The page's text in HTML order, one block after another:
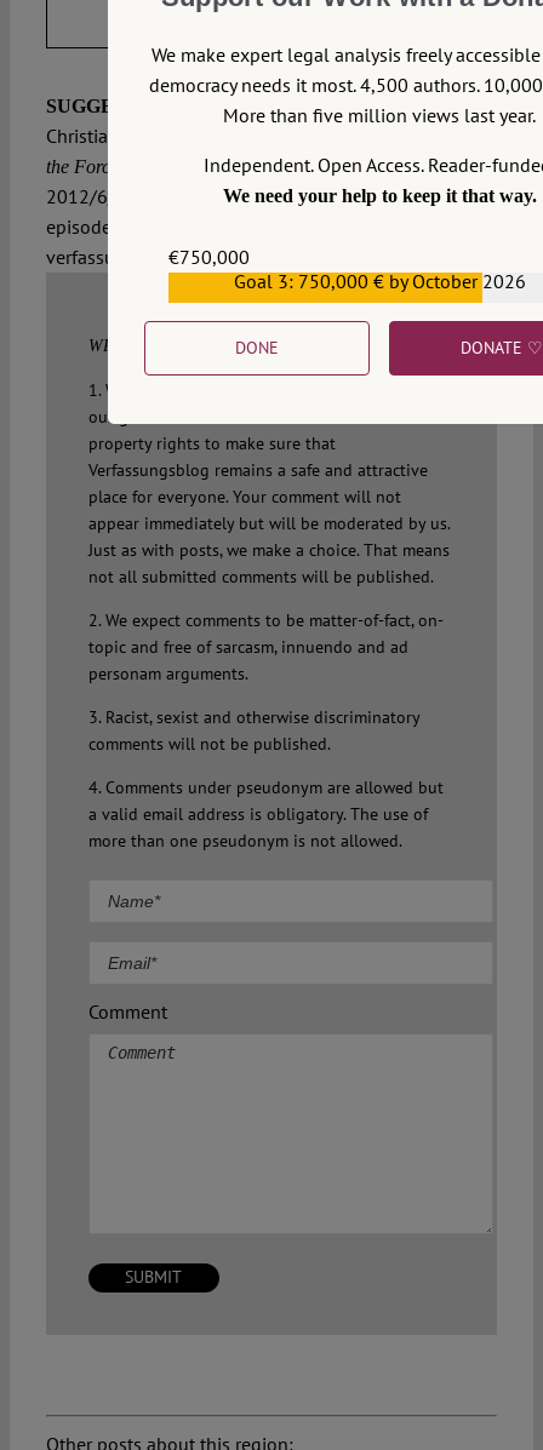
SUGGESTED CITATIONMayer, Franz C.; Heidfeld,
Christian:
the Force – Eurobonds und Verfassung, VerfBlog,
2012/6/01, https://verfassungsblog.de/eurobonds-
episode-iii-underestimate-force-eurobonds-und-
verfassung/, DOI:10.17176/20170510-103637
WRITE A COMMENT
1. We welcome your comments but you do so as
our guest. Please note that we will exercise our
property rights to make sure that
Verfassungsblog remains a safe and attractive
place for everyone. Your comment will not
appear immediately but will be moderated by us.
Just as with posts, we make a choice. That means
not all submitted comments will be published.
2. We expect comments to be matter-of-fact, on-
topic and free of sarcasm, innuendo and ad
personam arguments.
3. Racist, sexist and otherwise discriminatory
comments will not be published.
4. Comments under pseudonym are allowed but
a valid email address is obligatory. The use of
more than one pseudonym is not allowed.
Comment
Other posts about this region:
We make expert legal analysis freely
democracy needs it most. 4,500 authors.
More than five million views last year.
Independent. Open Access. Reader-
We need your help to keep it that way.
€750,000
€559,159Goal 3: 750,000 € by October 2026
DONE DONATE ♡